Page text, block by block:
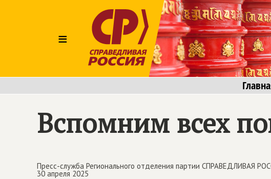
≡
Вспомним всех
Пресс-служба Регионального отделения партии СПРАВЕДЛИВАЯ
30 апреля 2025